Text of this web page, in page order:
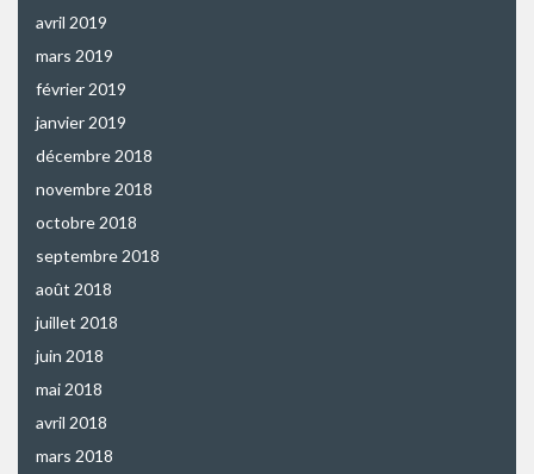
avril 2019
mars 2019
février 2019
janvier 2019
décembre 2018
novembre 2018
octobre 2018
septembre 2018
août 2018
juillet 2018
juin 2018
mai 2018
avril 2018
mars 2018